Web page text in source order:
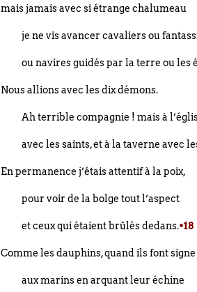
mais jamais avec si étrange chalumeau
je ne vis avancer cavaliers ou
ou navires guidés par la terre ou les
Nous allions avec les dix démons.
Ah terrible compagnie ! mais à
avec les saints, et à la taverne avec
En permanence j’étais attentif à la poix,
pour voir de la bolge tout l’aspect
et ceux qui étaient brûlés dedans.•18
Comme les dauphins, quand ils font signe
aux marins en arquant leur échine